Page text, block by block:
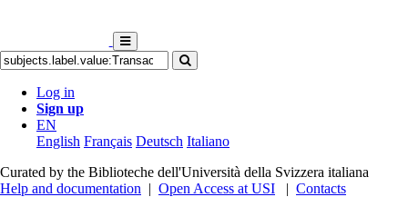
Log in
Sign up
EN
English Français Deutsch Italiano
Curated by the Biblioteche dell'Università della Svizzera italiana
Help and documentation | Open Access at USI | Contacts